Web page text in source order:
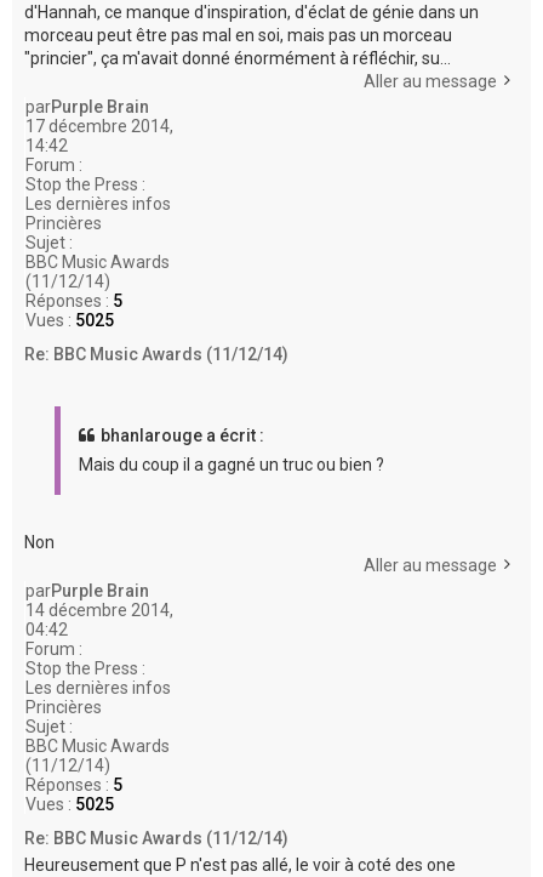
d'Hannah, ce manque d'inspiration, d'éclat de génie dans un
morceau peut être pas mal en soi, mais pas un morceau
"princier", ça m'avait donné énormément à réfléchir, su...
Aller au message
parPurple Brain
17 décembre 2014,
14:42
Forum :
Stop the Press :
Les dernières infos
Princières
Sujet :
BBC Music Awards
(11/12/14)
Réponses : 5
Vues : 5025
Re: BBC Music Awards (11/12/14)
bhanlarouge a écrit :
Mais du coup il a gagné un truc ou bien ?
Non
Aller au message
parPurple Brain
14 décembre 2014,
04:42
Forum :
Stop the Press :
Les dernières infos
Princières
Sujet :
BBC Music Awards
(11/12/14)
Réponses : 5
Vues : 5025
Re: BBC Music Awards (11/12/14)
Heureusement que P n'est pas allé, le voir à coté des one